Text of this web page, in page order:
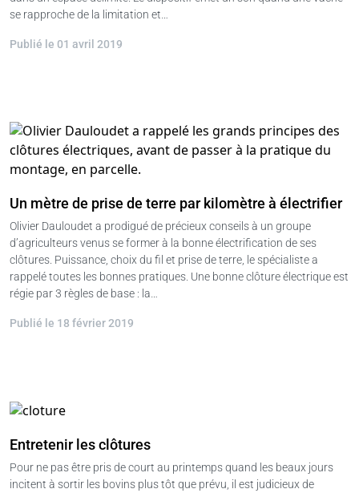
se rapproche de la limitation et…
Publié le 01 avril 2019
Un mètre de prise de terre par kilomètre à électrifier
Olivier Dauloudet a prodigué de précieux conseils à un groupe
d’agriculteurs venus se former à la bonne électrification de ses
clôtures. Puissance, choix du fil et prise de terre, le spécialiste a
rappelé toutes les bonnes pratiques. Une bonne clôture électrique est
régie par 3 règles de base : la…
Publié le 18 février 2019
Entretenir les clôtures
Pour ne pas être pris de court au printemps quand les beaux jours
incitent à sortir les bovins plus tôt que prévu, il est judicieux de